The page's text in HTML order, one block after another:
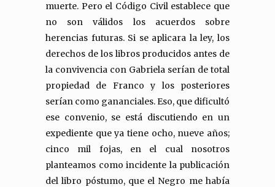
muerte. Pero el Código Civil establece que
no son válidos los acuerdos sobre
herencias futuras. Si se aplicara la ley, los
derechos de los libros producidos antes de
la convivencia con Gabriela serían de total
propiedad de Franco y los posteriores
serían como gananciales. Eso, que dificultó
ese convenio, se está discutiendo en un
expediente que ya tiene ocho, nueve años;
cinco mil fojas, en el cual nosotros
planteamos como incidente la publicación
del libro póstumo, que el Negro me había